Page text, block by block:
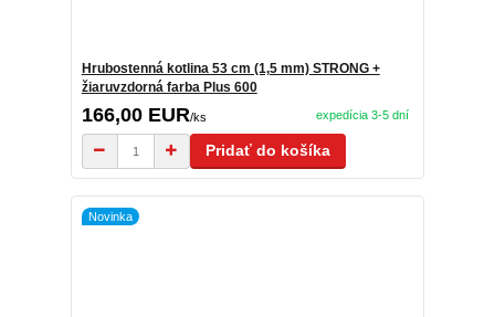
Hrubostenná kotlina 53 cm (1,5 mm) STRONG +
žiaruvzdorná farba Plus 600
166,00 EUR/ks expedícia 3-5 dní
Pridať do košíka
Novinka